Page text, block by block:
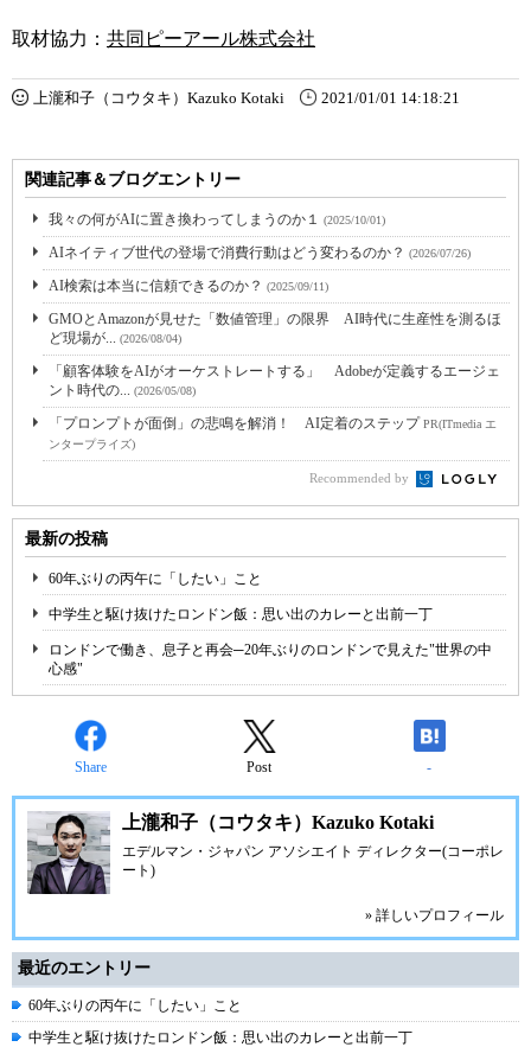
取材協力： 共同ピーアール株式会社
上瀧和子（コウタキ）Kazuko Kotaki 2021/01/01 14:18:21
関連記事＆ブログエントリー
我々の何がAIに置き換わってしまうのか１ (2025/10/01)
AIネイティブ世代の登場で消費行動はどう変わるのか？ (2026/07/26)
AI検索は本当に信頼できるのか？ (2025/09/11)
GMOとAmazonが見せた「数値管理」の限界 AI時代に生産性を測るほ
ど現場が... (2026/08/04)
「顧客体験をAIがオーケストレートする」 Adobeが定義するエージェ
ント時代の... (2026/05/08)
「プロンプトが面倒」の悲鳴を解消！ AI定着のステップPR(ITmedia エ
ンタープライズ)
Recommended by
最新の投稿
60年ぶりの丙午に「したい」こと
中学生と駆け抜けたロンドン飯：思い出のカレーと出前一丁
ロンドンで働き、息子と再会─20年ぶりのロンドンで見えた"世界の中
心感"
Share Post -
上瀧和子（コウタキ）Kazuko Kotaki
エデルマン・ジャパン アソシエイト ディレクター(コーポレ
ート)
» 詳しいプロフィール
最近のエントリー
60年ぶりの丙午に「したい」こと
中学生と駆け抜けたロンドン飯：思い出のカレーと出前一丁